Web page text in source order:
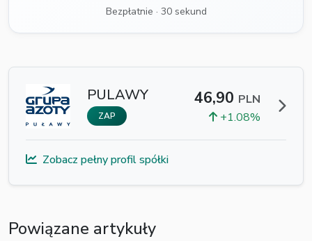
Bezpłatnie · 30 sekund
PULAWY
ZAP
46,90 PLN
+1.08%
Zobacz pełny profil spółki
Powiązane artykuły